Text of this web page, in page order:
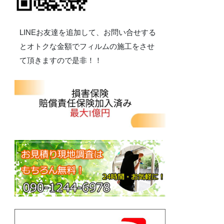
LINEお友達を追加して、お問い合せする
とオトクな金額でフィルムの施工をさせ
て頂きますので是非！！